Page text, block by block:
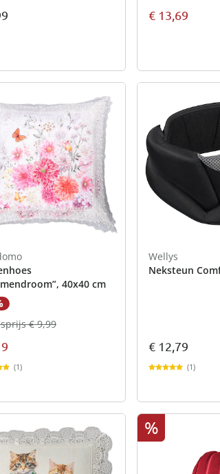
€ 13,69
40x40 cm
€ 9,99
(1)
Wellys
Neksteun
€ 12,79
(1)
%